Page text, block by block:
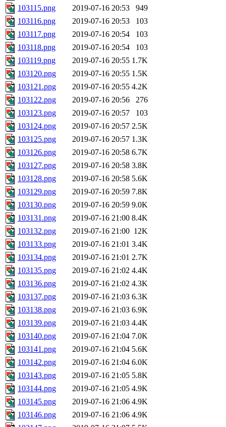
103115.png
2019-07-16 20:53
949
103116.png
2019-07-16 20:53
103
103117.png
2019-07-16 20:54
103
103118.png
2019-07-16 20:54
103
103119.png
2019-07-16 20:55 1.7K
103120.png
2019-07-16 20:55 1.5K
103121.png
2019-07-16 20:55 4.2K
103122.png
2019-07-16 20:56
276
103123.png
2019-07-16 20:57
103
103124.png
2019-07-16 20:57 2.5K
103125.png
2019-07-16 20:57 1.3K
103126.png
2019-07-16 20:58 6.7K
103127.png
2019-07-16 20:58 3.8K
103128.png
2019-07-16 20:58 5.6K
103129.png
2019-07-16 20:59 7.8K
103130.png
2019-07-16 20:59 9.0K
103131.png
2019-07-16 21:00 8.4K
103132.png
2019-07-16 21:00 12K
103133.png
2019-07-16 21:01 3.4K
103134.png
2019-07-16 21:01 2.7K
103135.png
2019-07-16 21:02 4.4K
103136.png
2019-07-16 21:02 4.3K
103137.png
2019-07-16 21:03 6.3K
103138.png
2019-07-16 21:03 6.9K
103139.png
2019-07-16 21:03 4.4K
103140.png
2019-07-16 21:04 7.0K
103141.png
2019-07-16 21:04 5.6K
103142.png
2019-07-16 21:04 6.0K
103143.png
2019-07-16 21:05 5.8K
103144.png
2019-07-16 21:05 4.9K
103145.png
2019-07-16 21:06 4.9K
103146.png
2019-07-16 21:06 4.9K